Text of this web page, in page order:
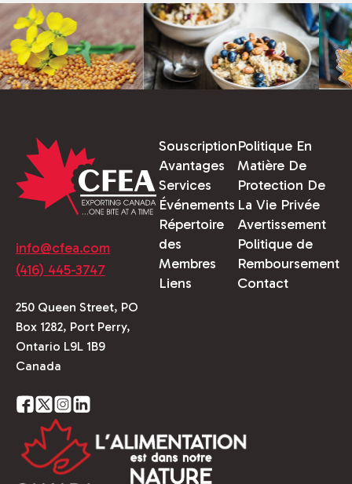
info@cfea.com
(416) 445-3747
250 Queen Street, PO
Box 1282, Port Perry,
Ontario L9L 1B9
Canada
Souscription
Avantages
Services
Événements
Répertoire
des
Membres
Liens
Politique En
Matière De
Protection De
La Vie Privée
Avertissement
Politique de
Remboursement
Contact